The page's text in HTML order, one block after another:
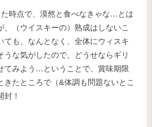
時点で、漠然と食べなきゃな…とは
、（ウイスキーの）熟成はしないこ
ても、なんとなく、全体にウィスキ
うな気がしたので、どうせならギリ
てみよう…ということで、賞味期限
きたところで（&体調も問題ないとこ
封！